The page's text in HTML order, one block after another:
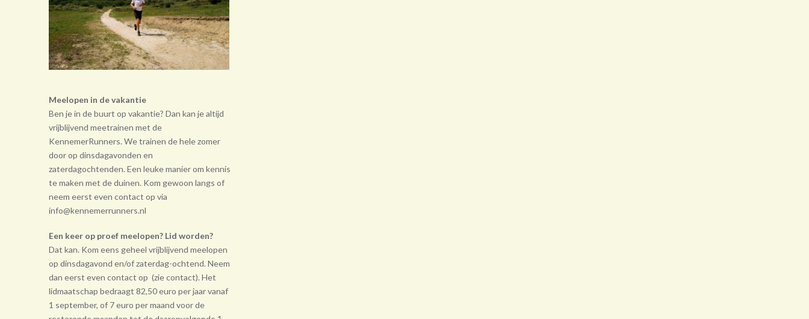
Meelopen in de vakantie
Ben je in de buurt op vakantie? Dan kan je altijd
vrijblijvend meetrainen met de
KennemerRunners. We trainen de hele zomer
door op dinsdagavonden en
zaterdagochtenden. Een leuke manier om kennis
te maken met de duinen. Kom gewoon langs of
neem eerst even contact op via
info@kennemerrunners.nl
Een keer op proef meelopen? Lid worden?
Dat kan. Kom eens geheel vrij­blijvend meelopen
op dinsdagavond en/of zaterdag-ochtend. Neem
dan eerst even contact op (zie contact). Het
lidmaatschap bedraagt 82,50 euro per jaar vanaf
1 september, of 7 euro per maand voor de